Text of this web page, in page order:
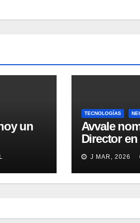
un
TECNOLOGÍAS
Avvale
Director
J MAR, 2026